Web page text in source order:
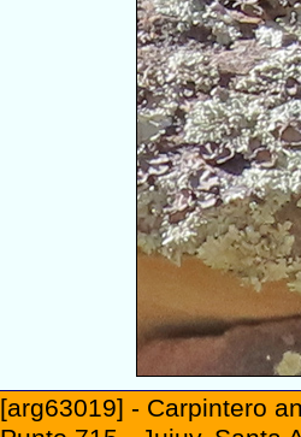
[arg63019] - Carpintero